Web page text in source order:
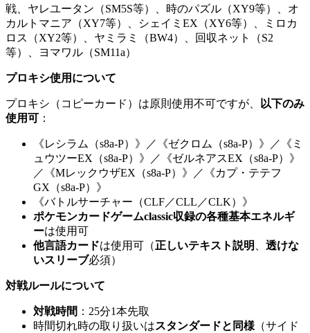
戦、ヤレユータン（SM5S等）、時のパズル（XY9等）、オ
カルトマニア（XY7等）、シェイミEX（XY6等）、ミロカ
ロス（XY2等）、ヤミラミ（BW4）、回収ネット（S2
等）、ヨマワル（SM11a）
プロキシ使用について
プロキシ（コピーカード）は原則使用不可ですが、
以下のみ
使用可 ：
《レシラム（s8a-P）》／《ゼクロム（s8a-P）》／《ミ
ュウツーEX（s8a-P）》／《ゼルネアスEX（s8a-P）》
／《MレックウザEX（s8a-P）》／《カプ・テテフ
GX（s8a-P）》
《バトルサーチャー（CLF／CLL／CLK）》
ポケモンカードゲームclassic収録の各種基本エネルギ
ーは使用可
他言語カードは使用可（正しいテキスト説明
透けな
いスリーブ必須）
対戦ルールについて
対戦時間 ：25分1本先取
時間切れ時の取り扱いはスタンダードと同様 （サイド